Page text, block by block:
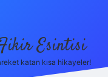
Esintisi
katan kısa hikayeler!